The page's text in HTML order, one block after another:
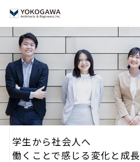
学生から社会人へ
働くことで感じる変化と成長